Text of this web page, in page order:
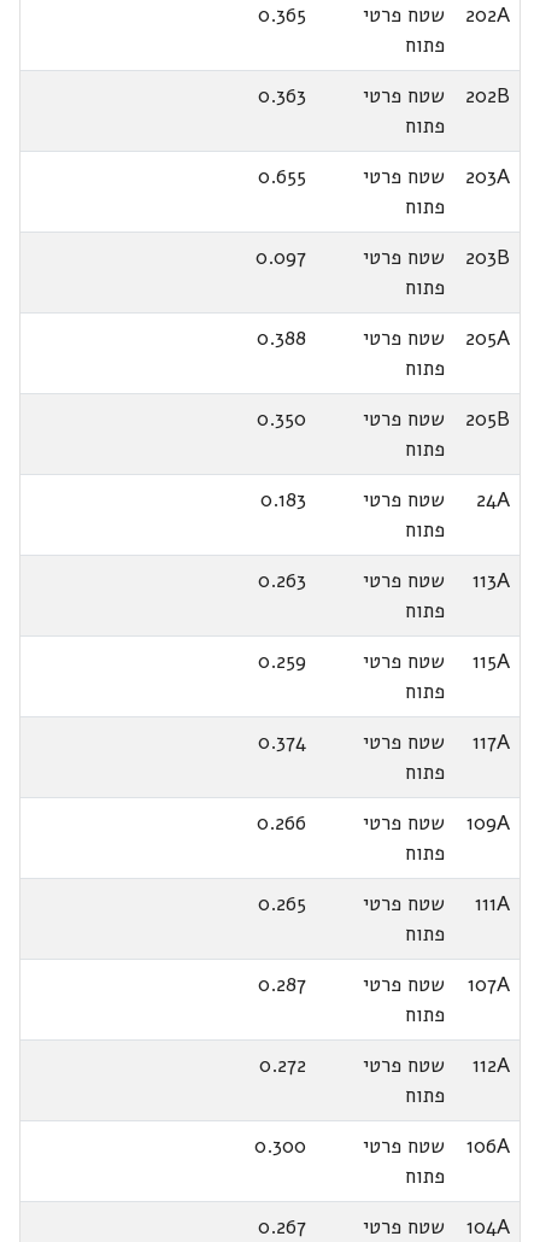
202A
שטח פרטי
פתוח
0.365
202B
שטח פרטי
פתוח
0.363
203A
שטח פרטי
פתוח
0.655
203B
שטח פרטי
פתוח
0.097
205A
שטח פרטי
פתוח
0.388
205B
שטח פרטי
פתוח
0.350
24A
שטח פרטי
פתוח
0.183
113A
שטח פרטי
פתוח
0.263
115A
שטח פרטי
פתוח
0.259
117A
שטח פרטי
פתוח
0.374
109A
שטח פרטי
פתוח
0.266
111A
שטח פרטי
פתוח
0.265
107A
שטח פרטי
פתוח
0.287
112A
שטח פרטי
פתוח
0.272
106A
שטח פרטי
פתוח
0.300
104A שטח פרטי 0.267